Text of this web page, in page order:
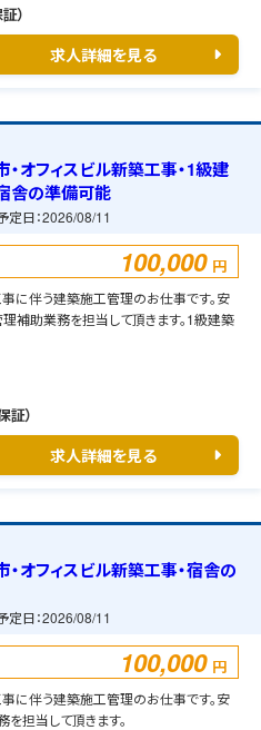
）
求人詳細を見る
オフィスビル新築工事・1級建
舎の準備可能
日：2026/08/11
100,000 円
に伴う建築施工管理のお仕事です。安
補助業務を担当して頂きます。1級建築
）
求人詳細を見る
オフィスビル新築工事・宿舎の
日：2026/08/11
100,000 円
に伴う建築施工管理のお仕事です。安
担当して頂きます。